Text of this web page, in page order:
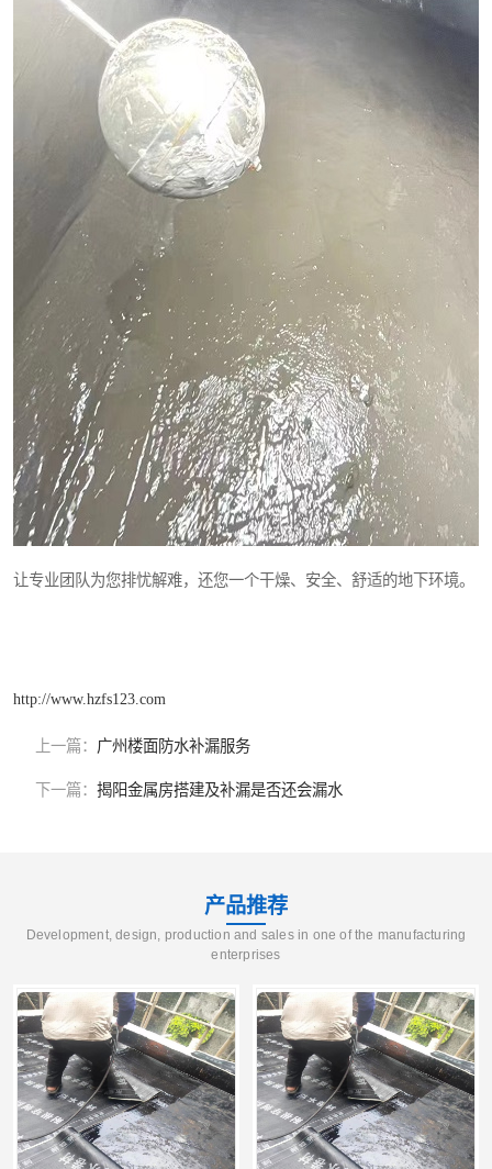
让专业团队为您排忧解难，还您一个干燥、安全、舒适的地下环境。
http://www.hzfs123.com
上一篇： 广州楼面防水补漏服务
下一篇： 揭阳金属房搭建及补漏是否还会漏水
产品推荐
Development, design, production and sales in one of the manufacturing
enterprises